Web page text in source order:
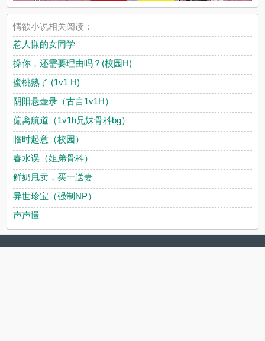
情欲小说相关阅读：
惹人慊的女同学
操你，还需要理由吗？(校园H)
蜜桃熟了 (1v1 H)
阴阳悬壶录（古言1v1H）
偏离航道（1v1h兄妹骨科bg）
临时起意（校园）
春水误（姐弟骨科）
鲜奶甩卖，买一送妻
异世珍宝（强制NP）
声声慢